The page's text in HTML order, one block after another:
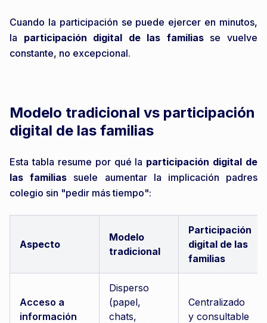
Cuando la participación se puede ejercer en minutos,
la participación digital de las familiasse vuelve
constante, no excepcional.
Modelo tradicional vs participación
digital de las familias
Esta tabla resume por qué la participación digital de
las familias suele aumentar la implicación padres
colegio sin "pedir más tiempo":
Aspecto
Modelo
tradicional
Participación
digital de las
familias
Acceso a
información
Disperso
(papel,
chats,
Centralizado
y consultable